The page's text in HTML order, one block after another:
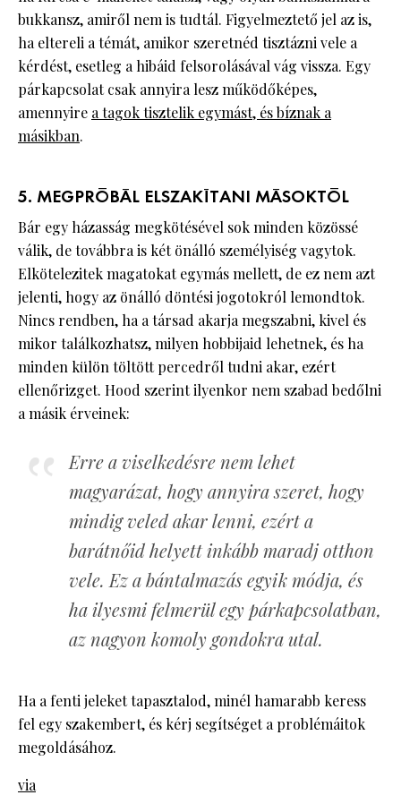
bukkansz, amiről nem is tudtál. Figyelmeztető jel az is,
ha eltereli a témát, amikor szeretnéd tisztázni vele a
kérdést, esetleg a hibáid felsorolásával vág vissza. Egy
párkapcsolat csak annyira lesz működőképes,
amennyire a tagok tisztelik egymást, és bíznak a
másikban.
5. MEGPRÓBÁL ELSZAKÍTANI MÁSOKTÓL
Bár egy házasság megkötésével sok minden közössé
válik, de továbbra is két önálló személyiség vagytok.
Elkötelezitek magatokat egymás mellett, de ez nem azt
jelenti, hogy az önálló döntési jogotokról lemondtok.
Nincs rendben, ha a társad akarja megszabni, kivel és
mikor találkozhatsz, milyen hobbijaid lehetnek, és ha
minden külön töltött percedről tudni akar, ezért
ellenőrizget. Hood szerint ilyenkor nem szabad bedőlni
a másik érveinek:
Erre a viselkedésre nem lehet
magyarázat, hogy annyira szeret, hogy
mindig veled akar lenni, ezért a
barátnőid helyett inkább maradj otthon
vele. Ez a bántalmazás egyik módja, és
ha ilyesmi felmerül egy párkapcsolatban,
az nagyon komoly gondokra utal.
Ha a fenti jeleket tapasztalod, minél hamarabb keress
fel egy szakembert, és kérj segítséget a problémáitok
megoldásához.
via